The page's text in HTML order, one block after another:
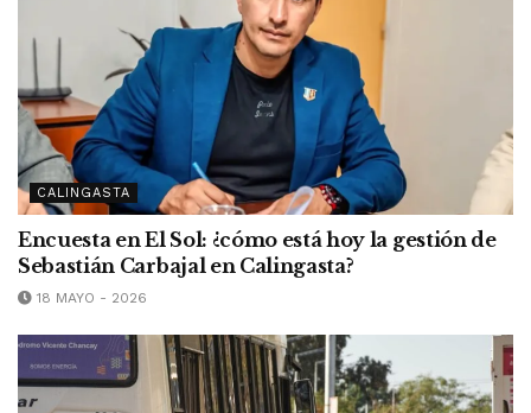
CALINGASTA
Encuesta en El Sol: ¿cómo está hoy la gestión de
Sebastián Carbajal en Calingasta?
18 MAYO - 2026